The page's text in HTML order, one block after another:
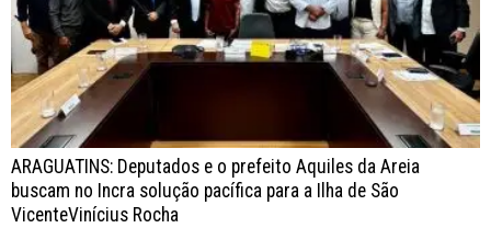
ARAGUATINS: Deputados e o prefeito Aquiles da Areia
buscam no Incra solução pacífica para a Ilha de São
VicenteVinícius Rocha